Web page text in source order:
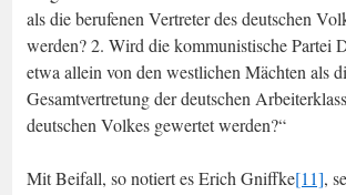
als die berufenen Vertreter des deutschen
werden? 2. Wird die kommunistische Partei
etwa allein von den westlichen Mächten als
Gesamtvertretung der deutschen
deutschen Volkes gewertet werden?“
Mit Beifall, so notiert es Erich Gniffke[11],